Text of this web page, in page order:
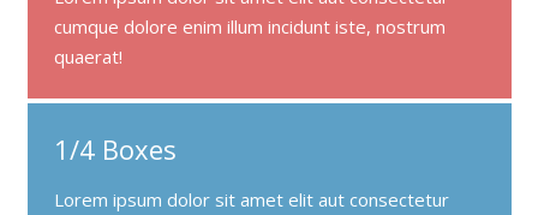
cumque dolore enim illum incidunt iste, nostrum
quaerat!
1/4 Boxes
Lorem ipsum dolor sit amet elit aut consectetur